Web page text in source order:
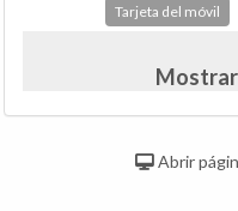
Tarjeta del móvil
Abrir